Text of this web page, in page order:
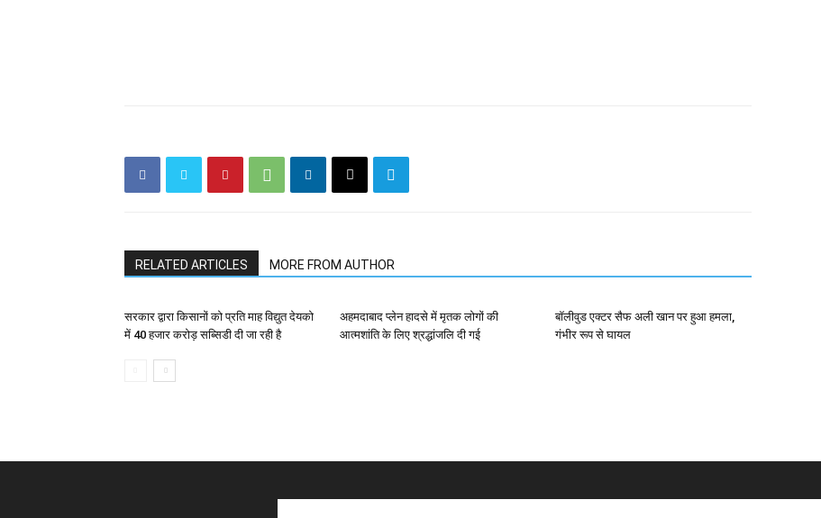
RELATED ARTICLES MORE FROM AUTHOR
सरकार द्वारा किसानों को प्रति माह विद्युत देयको
में 40 हजार करोड़ सब्सिडी दी जा रही है
अहमदाबाद प्लेन हादसे में मृतक लोगों की
आत्मशांति के लिए श्रद्धांजलि दी गई
बॉलीवुड एक्टर सैफ अली खान पर हुआ हमला,
गंभीर रूप से घायल